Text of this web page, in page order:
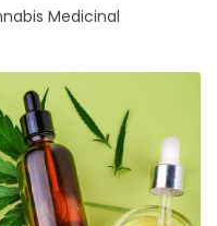
Medicinal